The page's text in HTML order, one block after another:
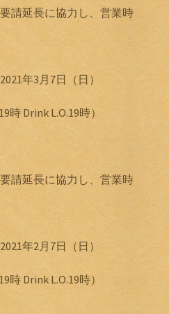
請延長に協力し、営業時
年3月7日（日）
時 Drink L.O.19時）
請延長に協力し、営業時
年2月7日（日）
時 Drink L.O.19時）